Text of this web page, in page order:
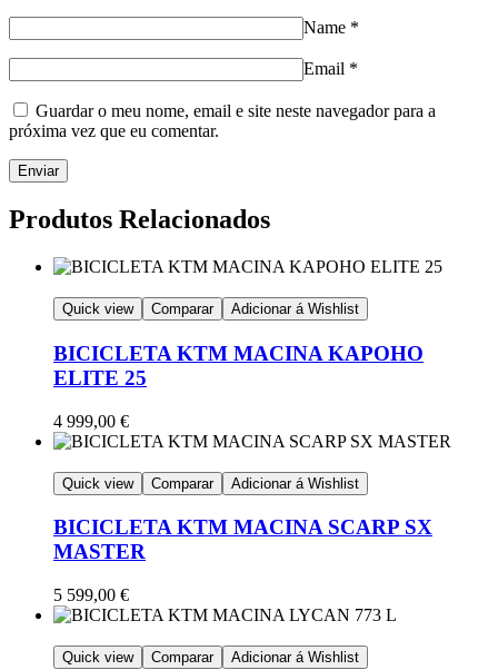
Name *
Email *
Guardar o meu nome, email e site neste navegador para a
próxima vez que eu comentar.
Produtos Relacionados
Quick view Comparar Adicionar á Wishlist
BICICLETA KTM MACINA KAPOHO
ELITE 25
4 999,00 €
Quick view Comparar Adicionar á Wishlist
BICICLETA KTM MACINA SCARP SX
MASTER
5 599,00 €
Quick view Comparar Adicionar á Wishlist